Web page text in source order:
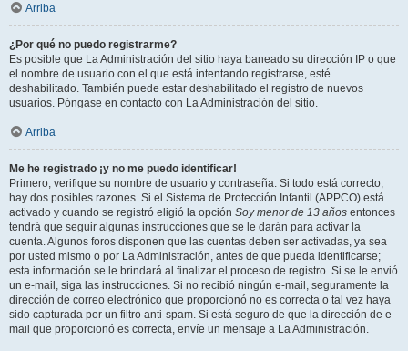
Arriba
¿Por qué no puedo registrarme?
Es posible que La Administración del sitio haya baneado su dirección IP o que
el nombre de usuario con el que está intentando registrarse, esté
deshabilitado. También puede estar deshabilitado el registro de nuevos
usuarios. Póngase en contacto con La Administración del sitio.
Arriba
Me he registrado ¡y no me puedo identificar!
Primero, verifique su nombre de usuario y contraseña. Si todo está correcto,
hay dos posibles razones. Si el Sistema de Protección Infantil (APPCO) está
activado y cuando se registró eligió la opción Soy menor de 13 años entonces
tendrá que seguir algunas instrucciones que se le darán para activar la
cuenta. Algunos foros disponen que las cuentas deben ser activadas, ya sea
por usted mismo o por La Administración, antes de que pueda identificarse;
esta información se le brindará al finalizar el proceso de registro. Si se le envió
un e-mail, siga las instrucciones. Si no recibió ningún e-mail, seguramente la
dirección de correo electrónico que proporcionó no es correcta o tal vez haya
sido capturada por un filtro anti-spam. Si está seguro de que la dirección de e-
mail que proporcionó es correcta, envíe un mensaje a La Administración.